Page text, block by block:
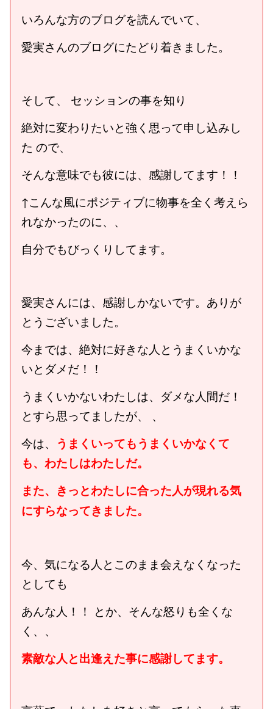
いろんな方のブログを読んでいて、
愛実さんのブログにたどり着きました。
そして、 セッションの事を知り
絶対に変わりたいと強く思って申し込みし
た ので、
そんな意味でも彼には、感謝してます！！
↑こんな風にポジティブに物事を全く考えら
れなかったのに、、
自分でもびっくりしてます。
愛実さんには、感謝しかないです。ありが
とうございました。
今までは、絶対に好きな人とうまくいかな
いとダメだ！！
うまくいかないわたしは、ダメな人間だ！
とすら思ってましたが、 、
今は、
うまくいってもうまくいかなくて
も、わたしはわたしだ。
また、きっとわたしに合った人が現れる気
にすらなってきました。
今、気になる人とこのまま会えなくなった
としても
あんな人！！ とか、そんな怒りも全くな
く、、
素敵な人と出逢えた事に感謝してます。